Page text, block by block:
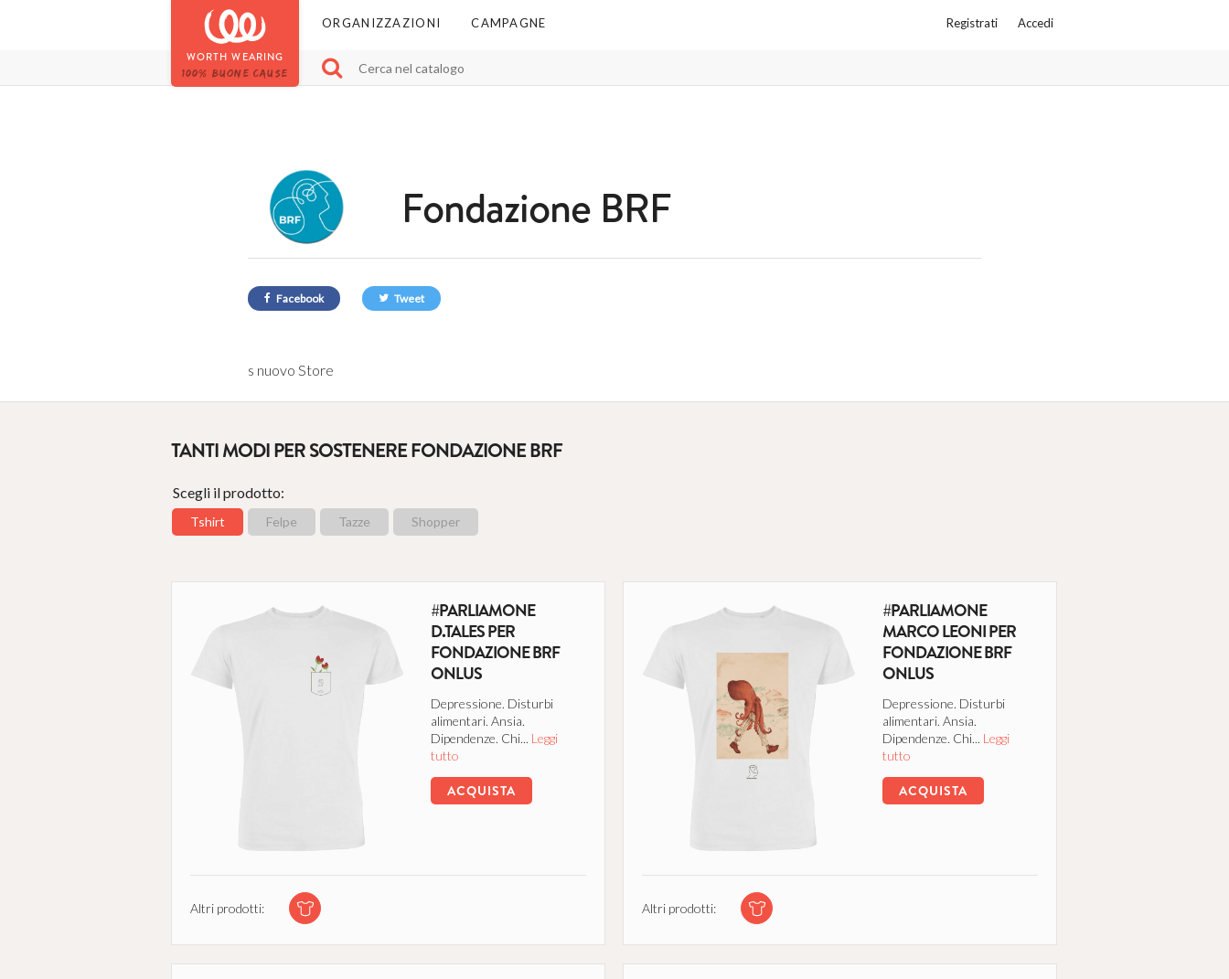
WORTH WEARING
100% BUONE CAUSE
Registrati Accedi
ORGANIZZAZIONI CAMPAGNE
Fondazione BRF
Facebook Tweet
s nuovo Store
TANTI MODI PER SOSTENERE FONDAZIONE BRF
Scegli il prodotto:
Tshirt Felpe Tazze Shopper
#PARLIAMONE
D.TALES PER
FONDAZIONE BRF
ONLUS
Depressione. Disturbi
alimentari. Ansia.
Dipendenze. Chi... Leggi
tutto
ACQUISTA
Altri prodotti:
#PARLIAMONE
MARCO LEONI PER
FONDAZIONE BRF
ONLUS
Depressione. Disturbi
alimentari. Ansia.
Dipendenze. Chi... Leggi
tutto
ACQUISTA
Altri prodotti: